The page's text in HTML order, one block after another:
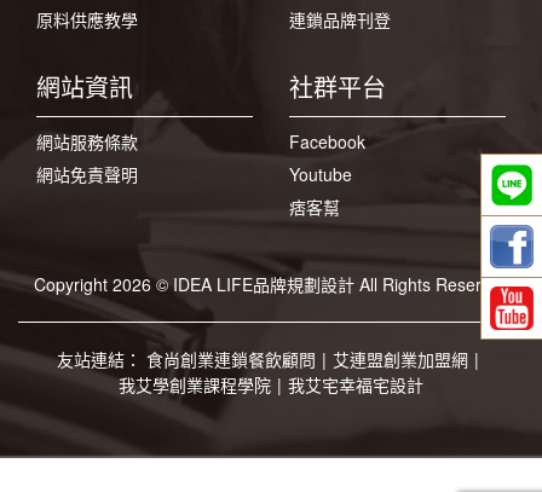
原料供應教學
連鎖品牌刊登
網站資訊
網站服務條款
網站免責聲明
社群平台
Facebook
Youtube
痞客幫
Copyright 2026 © IDEA LIFE品牌規劃設計 All Rights Reserved
友站連結： 食尚創業連鎖餐飲顧問 | 艾連盟創業加盟網 |
我艾學創業課程學院 | 我艾宅幸福宅設計